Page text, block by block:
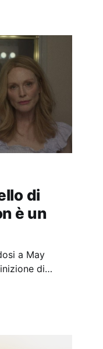
di
è un
a May
di
racconta la